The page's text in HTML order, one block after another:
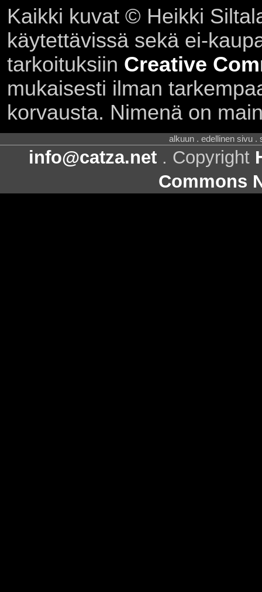
Kaikki kuvat © Heikki
käytettävissä sekä ei-
tarkoituksiin Creative
mukaisesti ilman
korvausta. Nimenä on
alkuun . edellinen sivu .
info@catza.net . Copyright
Commons